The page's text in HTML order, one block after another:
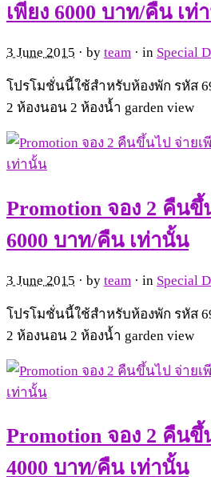
เพียง 6000 บาท/คืน เท่
3 June 2015 · by team · in Special
โปรโมชั่นนี้ใช้สำหรับห้องพัก รหัส
2 ห้องนอน 2 ห้องน้ำ garden view
Promotion จอง 2 คืนขึ้
6000 บาท/คืน เท่านั้น
3 June 2015 · by team · in Special
โปรโมชั่นนี้ใช้สำหรับห้องพัก รหัส
2 ห้องนอน 2 ห้องน้ำ garden view
Promotion จอง 2 คืนขึ้
4000 บาท/คืน เท่านั้น